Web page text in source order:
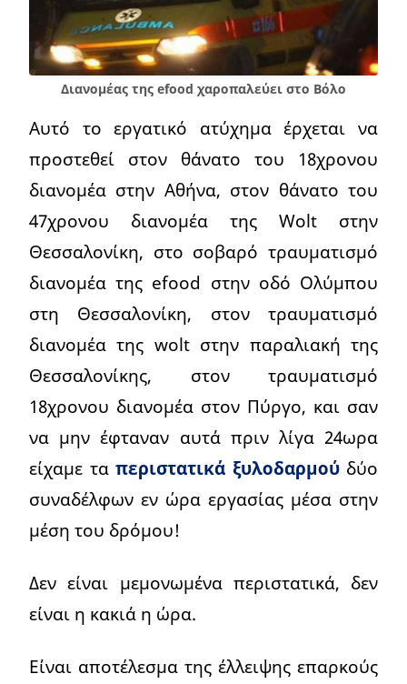
Διανομέας της efood χαροπαλεύει στο Βόλο
Αυτό το εργατικό ατύχημα έρχεται να
προστεθεί στον θάνατο του 18χρονου
διανομέα στην Αθήνα, στον θάνατο του
47χρονου διανομέα της Wolt στην
Θεσσαλονίκη, στο σοβαρό τραυματισμό
διανομέα της efood στην οδό Ολύμπου
στη Θεσσαλονίκη, στον τραυματισμό
διανομέα της wolt στην παραλιακή της
Θεσσαλονίκης, στον τραυματισμό
18χρονου διανομέα στον Πύργο, και σαν
να μην έφταναν αυτά πριν λίγα 24ωρα
είχαμε τα περιστατικά ξυλοδαρμούδύο
συναδέλφων εν ώρα εργασίας μέσα στην
μέση του δρόμου!
Δεν είναι μεμονωμένα περιστατικά, δεν
είναι η κακιά η ώρα.
Είναι αποτέλεσμα της έλλειψης επαρκούς